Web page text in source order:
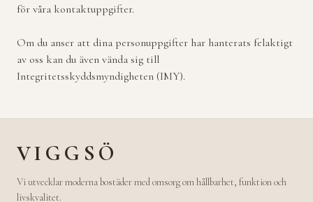
för våra kontaktuppgifter.
Om du anser att dina personuppgifter har hanterats felaktigt
av oss kan du även vända sig till
Integritetsskyddsmyndigheten (IMY).
VIGGSÖ
Vi utvecklar moderna bostäder med omsorg om hållbarhet, funktion och
livskvalitet.